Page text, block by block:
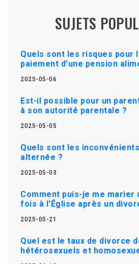
SUJETS
Quels sont les risques pour
paiement d'une pension
2025-05-06
Est-il possible pour un
à son autorité parentale ?
2025-05-05
Quels sont les
alternée ?
2025-05-03
Comment puis-je me marier
fois à l'Église après un
2025-05-21
Quel est le taux de divorce
hétérosexuels et